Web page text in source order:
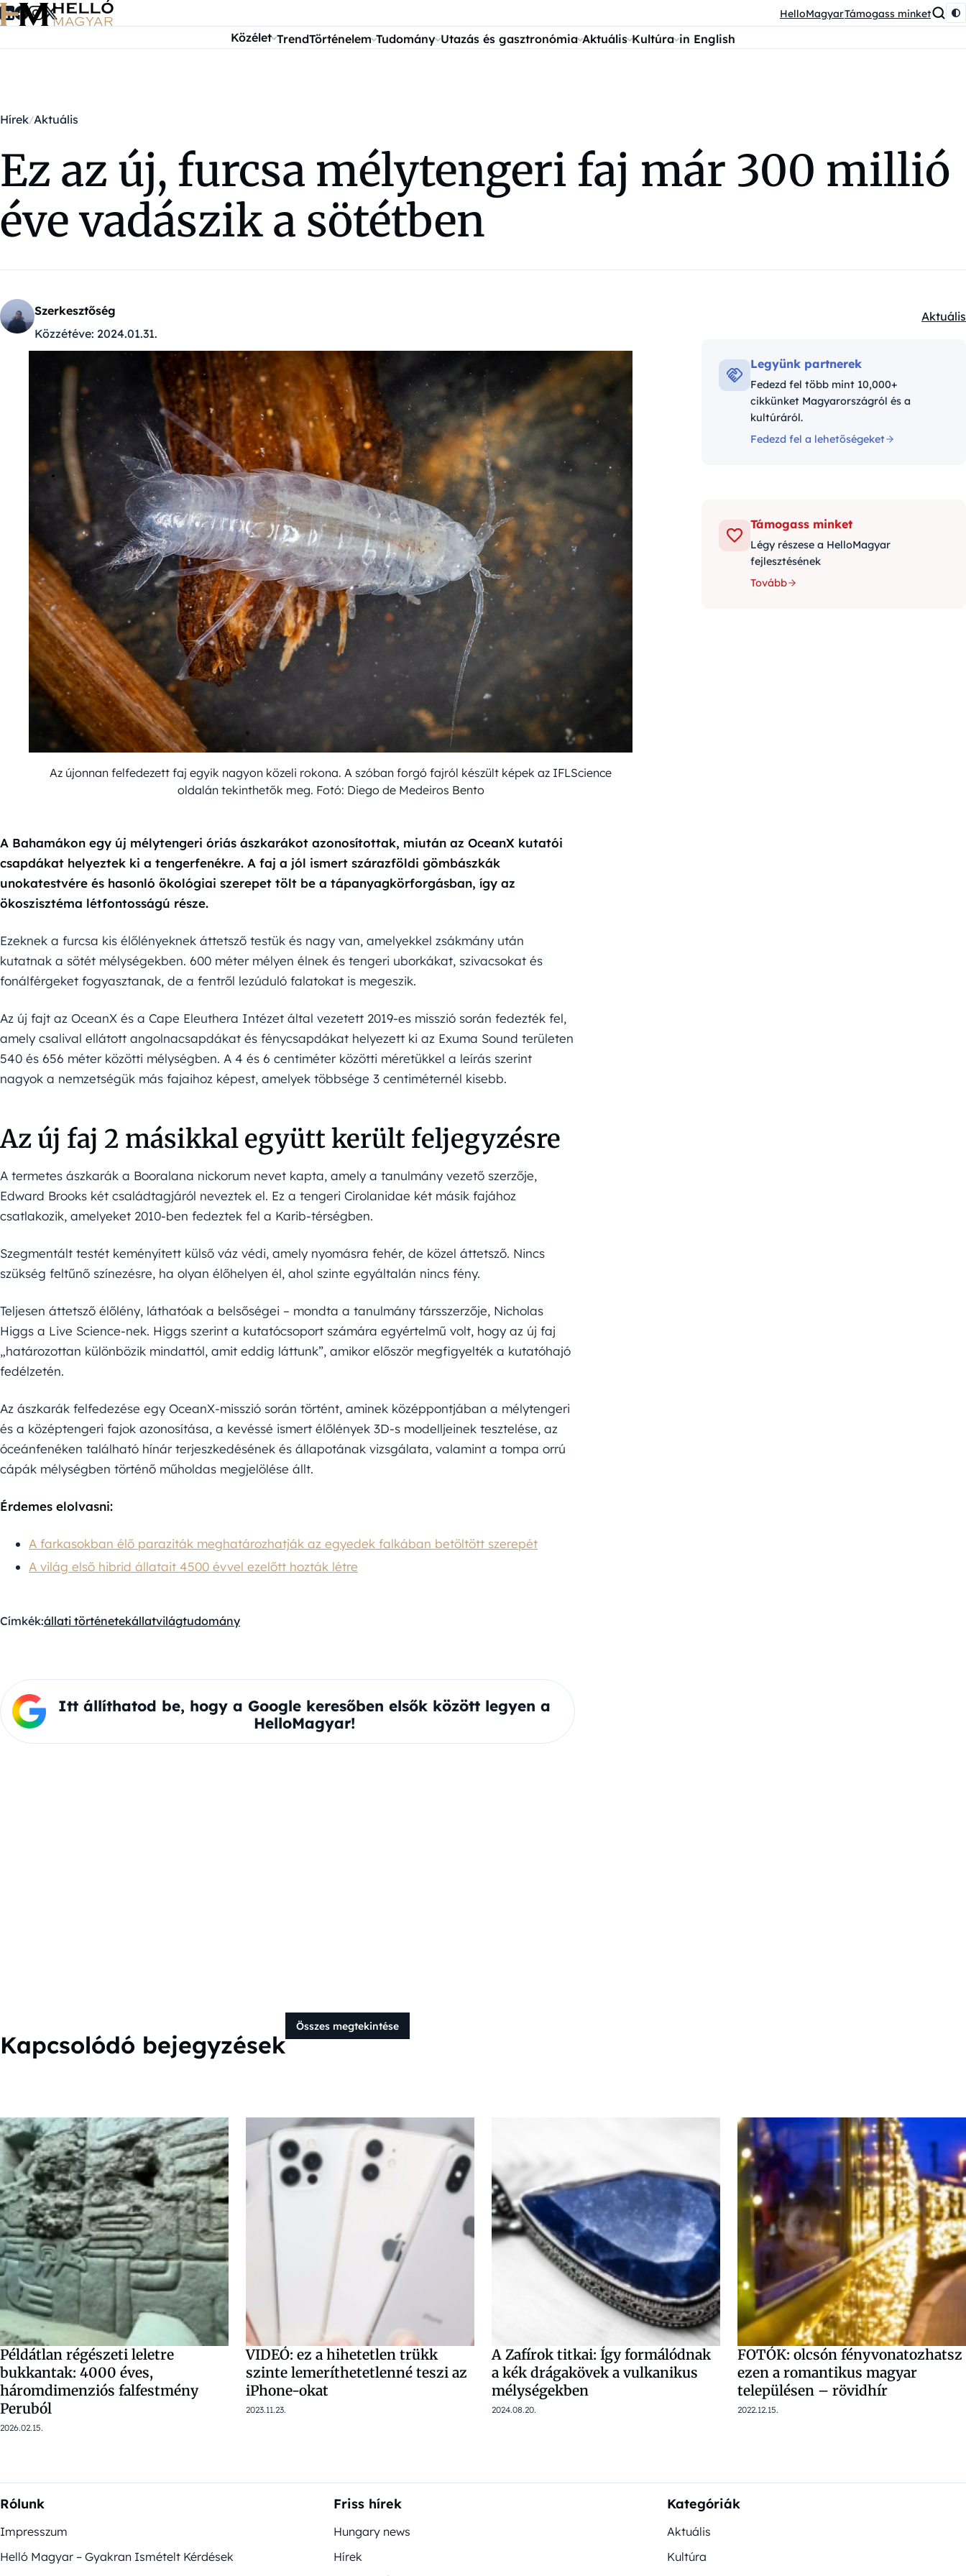
Ugrás a tartalomra HelloMagyarTámogass minket
Közélet TrendTörténelem Tudomány Utazás és gasztronómia Aktuális Kultúra in English
Hírek Aktuális
Ez az új, furcsa mélytengeri faj már 300 millió
éve vadászik a sötétben
Szerkesztőség
Közzétéve: 2024.01.31.
Aktuális
Az újonnan felfedezett faj egyik nagyon közeli rokona. A szóban forgó fajról készült képek az IFLScience
oldalán tekinthetők meg. Fotó: Diego de Medeiros Bento
A Bahamákon egy új mélytengeri óriás ászkarákot azonosítottak, miután az OceanX kutatói
csapdákat helyeztek ki a tengerfenékre. A faj a jól ismert szárazföldi gömbászkák
unokatestvére és hasonló ökológiai szerepet tölt be a tápanyagkörforgásban, így az
ökoszisztéma létfontosságú része.
Ezeknek a furcsa kis élőlényeknek áttetsző testük és nagy van, amelyekkel zsákmány után
kutatnak a sötét mélységekben. 600 méter mélyen élnek és tengeri uborkákat, szivacsokat és
fonálférgeket fogyasztanak, de a fentről lezúduló falatokat is megeszik.
Az új fajt az OceanX és a Cape Eleuthera Intézet által vezetett 2019-es misszió során fedezték fel,
amely csalival ellátott angolnacsapdákat és fénycsapdákat helyezett ki az Exuma Sound területen
540 és 656 méter közötti mélységben. A 4 és 6 centiméter közötti méretükkel a leírás szerint
nagyok a nemzetségük más fajaihoz képest, amelyek többsége 3 centiméternél kisebb.
Az új faj 2 másikkal együtt került feljegyzésre
A termetes ászkarák a Booralana nickorum nevet kapta, amely a tanulmány vezető szerzője,
Edward Brooks két családtagjáról neveztek el. Ez a tengeri Cirolanidae két másik fajához
csatlakozik, amelyeket 2010-ben fedeztek fel a Karib-térségben.
Szegmentált testét keményített külső váz védi, amely nyomásra fehér, de közel áttetsző. Nincs
szükség feltűnő színezésre, ha olyan élőhelyen él, ahol szinte egyáltalán nincs fény.
Teljesen áttetsző élőlény, láthatóak a belsőségei – mondta a tanulmány társszerzője, Nicholas
Higgs a Live Science-nek. Higgs szerint a kutatócsoport számára egyértelmű volt, hogy az új faj
„határozottan különbözik mindattól, amit eddig láttunk”, amikor először megfigyelték a kutatóhajó
fedélzetén.
Az ászkarák felfedezése egy OceanX-misszió során történt, aminek középpontjában a mélytengeri
és a középtengeri fajok azonosítása, a kevéssé ismert élőlények 3D-s modelljeinek tesztelése, az
óceánfenéken található hínár terjeszkedésének és állapotának vizsgálata, valamint a tompa orrú
cápák mélységben történő műholdas megjelölése állt.
Érdemes elolvasni:
A farkasokban élő paraziták meghatározhatják az egyedek falkában betöltött szerepét
A világ első hibrid állatait 4500 évvel ezelőtt hozták létre
Címkék:állati történetekállatvilágtudomány
Itt állíthatod be, hogy a Google keresőben elsők között legyen a
HelloMagyar!
Legyünk partnerek
Fedezd fel több mint 10,000+
cikkünket Magyarországról és a
kultúráról.
Fedezd fel a lehetőségeket
Támogass minket
Légy részese a HelloMagyar
fejlesztésének
Tovább
Kapcsolódó bejegyzések
Összes megtekintése
Példátlan régészeti leletre
bukkantak: 4000 éves,
háromdimenziós falfestmény
Peruból
2026.02.15.
VIDEÓ: ez a hihetetlen trükk
szinte lemeríthetetlenné teszi az
iPhone-okat
2023.11.23.
A Zafírok titkai: Így formálódnak
a kék drágakövek a vulkanikus
mélységekben
2024.08.20.
FOTÓK: olcsón fényvonatozhatsz
ezen a romantikus magyar
településen – rövidhír
2022.12.15.
Rólunk
Impresszum
Helló Magyar – Gyakran Ismételt Kérdések
Friss hírek
Hungary news
Hírek
Kategóriák
Aktuális
Kultúra